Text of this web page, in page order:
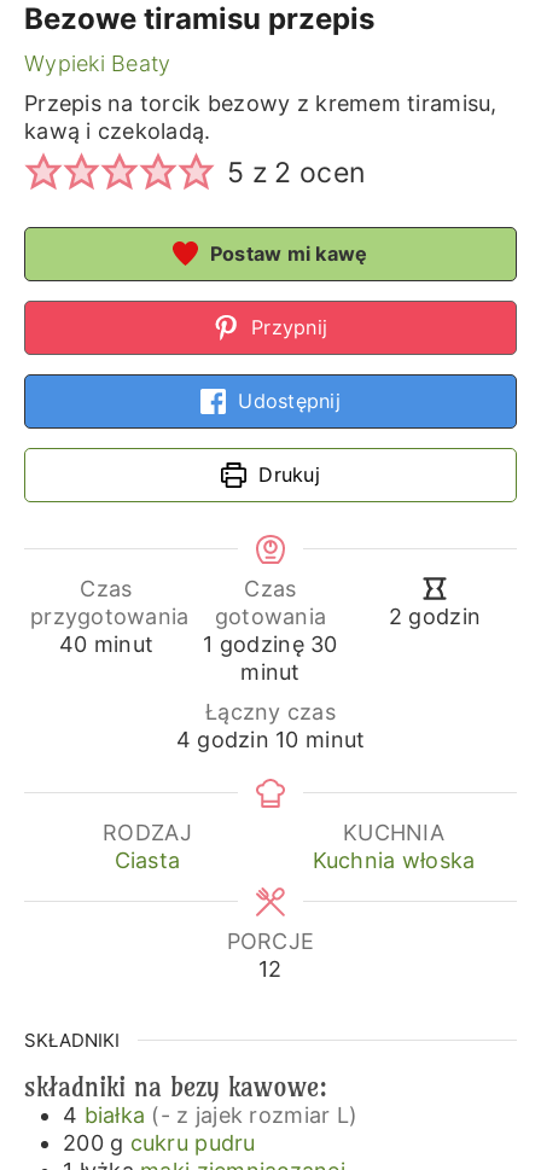
Bezowe tiramisu przepis
Wypieki Beaty
Przepis na torcik bezowy z kremem tiramisu,
kawą i czekoladą.
5 z 2 ocen
Postaw mi kawę
Przypnij
Udostępnij
Drukuj
Czas
przygotowania
40minuty
minut
Czas
gotowania
1 godzina
godzinę 30minuty
minut
2 godziny
godzin
Łączny czas
4godziny
godzin 10minuty
minut
RODZAJ
Ciasta
KUCHNIA
Kuchnia włoska
PORCJE
12
SKŁADNIKI
składniki na bezy kawowe:
4 białka (- z jajek rozmiar L)
200 g cukru pudru